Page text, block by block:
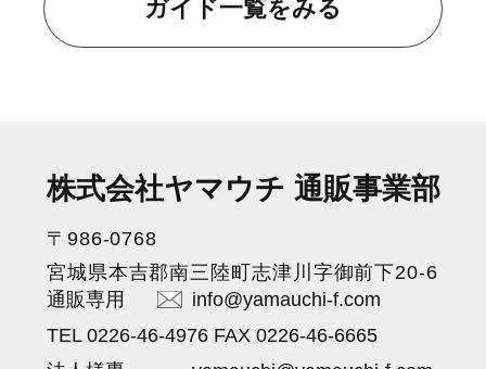
ガイド一覧をみる
株式会社ヤマウチ 通販事業部
〒986-0768
宮城県本吉郡南三陸町志津川字御前下20-6
通販専用
info@yamauchi-f.com
TEL 0226-46-4976 FAX 0226-46-6665